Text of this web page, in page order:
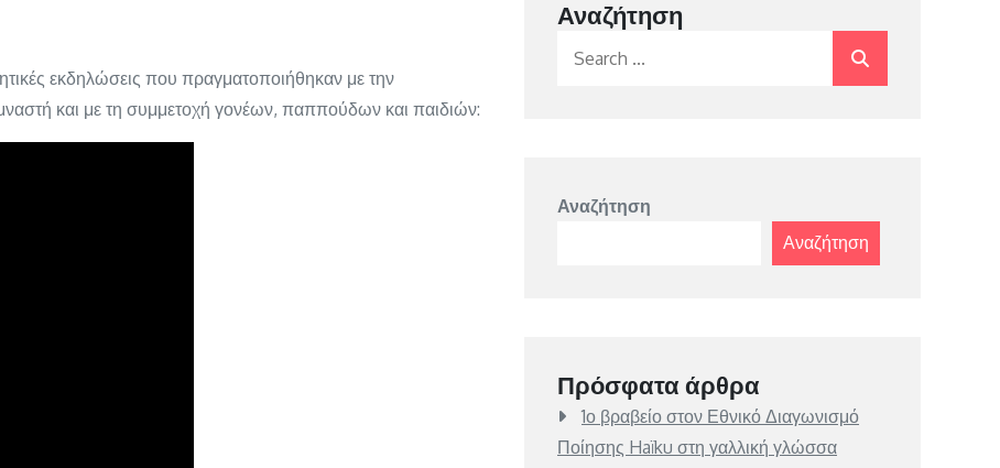
εκδηλώσεις που πραγματοποιήθηκαν με την
και με τη συμμετοχή γονέων, παππούδων και παιδιών:
Αναζήτηση
Αναζήτηση
Αναζήτηση
Πρόσφατα άρθρα
1ο βραβείο στον Εθνικό Διαγωνισμό
Ποίησης Haïku στη γαλλική γλώσσα